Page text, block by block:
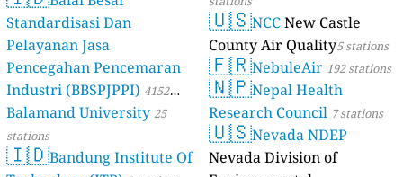
Standardisasi Dan
Pelayanan Jasa
Pencegahan Pencemaran
Industri (BBSPJPPI) 4152
stations
Balamand University25
stations
🇮🇩Bandung Institute Of
🇺🇸NCCNew Castle
County Air Quality5 stations
🇫🇷NebuleAir 192 stations
🇳🇵Nepal Health
Research Council 7 stations
🇺🇸Nevada NDEP
Nevada Division of